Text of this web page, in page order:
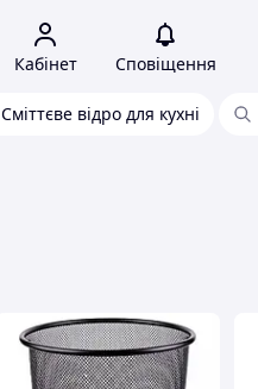
Кабінет Сповіщення
Сміттєве відро для кухні